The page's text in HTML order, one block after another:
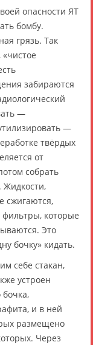
опасности ЯТ
бомбу.
грязь. Так
забираются
—
—
твёрдых
от
собрать
Жидкости,
сжигаются,
фильтры, которые
Это
бочку» кидать.
себе стакан,
устроен
бочка,
и в ней
размещено
Через